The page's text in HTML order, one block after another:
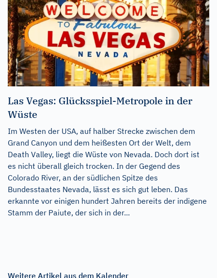
Las Vegas: Glücksspiel-Metropole in der
Wüste
Im Westen der USA, auf halber Strecke zwischen dem
Grand Canyon und dem heißesten Ort der Welt, dem
Death Valley, liegt die Wüste von Nevada. Doch dort ist
es nicht überall gleich trocken. In der Gegend des
Colorado River, an der südlichen Spitze des
Bundesstaates Nevada, lässt es sich gut leben. Das
erkannte vor einigen hundert Jahren bereits der indigene
Stamm der Paiute, der sich in der...
Weitere Artikel aus dem Kalender